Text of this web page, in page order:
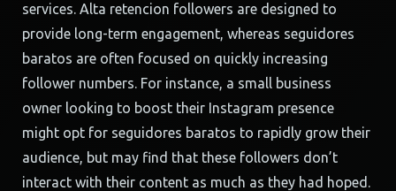
services. Alta retencion followers are designed to
provide long-term engagement, whereas seguidores
baratos are often focused on quickly increasing
follower numbers. For instance, a small business
owner looking to boost their Instagram presence
might opt for seguidores baratos to rapidly grow their
audience, but may find that these followers don’t
interact with their content as much as they had hoped.